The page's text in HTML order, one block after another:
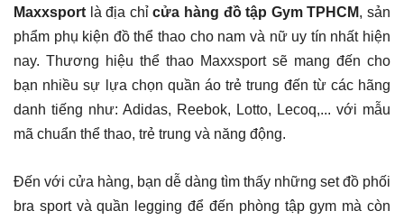
Maxxsport là địa chỉcửa hàng đồ tập Gym TPHCM, sản
phẩm phụ kiện đồ thể thao cho nam và nữ uy tín nhất hiện
nay. Thương hiệu thể thao Maxxsport sẽ mang đến cho
bạn nhiều sự lựa chọn quần áo trẻ trung đến từ các hãng
danh tiếng như: Adidas, Reebok, Lotto, Lecoq,... với mẫu
mã chuẩn thể thao, trẻ trung và năng động.
Đến với cửa hàng, bạn dễ dàng tìm thấy những set đồ phối
bra sport và quần legging để đến phòng tập gym mà còn